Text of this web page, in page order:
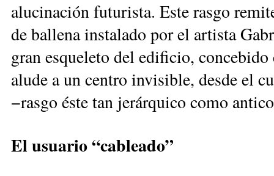
alucinación futurista. Este rasgo
de ballena instalado por el artista
gran esqueleto del edificio,
alude a un centro invisible, desde el
−rasgo éste tan jerárquico como
El usuario “cableado”